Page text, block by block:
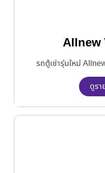
Allnew
รถตู้เช่ารุ่นใหม่
ดูรา